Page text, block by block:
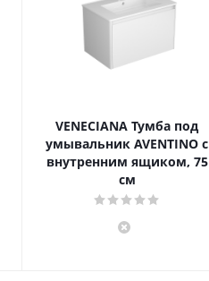
VENECIANA Тумба под
умывальник AVENTINO с
внутренним ящиком, 75
см